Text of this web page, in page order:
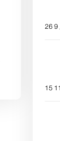
26
15